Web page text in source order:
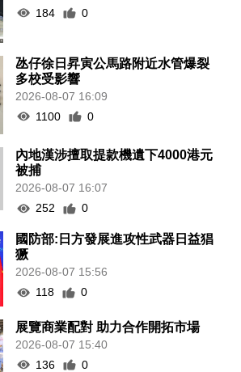
184
0
氹仔徐日昇寅公馬路附近水管爆裂
多校受影響
2026-08-07 16:09
1100
0
內地漢涉擅取提款機遺下4000港元
被捕
2026-08-07 16:07
252
0
國防部:日方發展進攻性武器日益猖
獗
2026-08-07 15:56
118
0
展覽商業配對 助力合作開拓市場
2026-08-07 15:40
136
0